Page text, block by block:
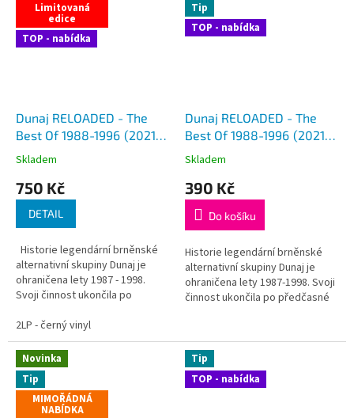
Limitovaná
edice
TOP - nabídka
Dunaj RELOADED - The
Best Of 1988-1996 (2021) -
2LP (limitovaná edice)
Skladem
750 Kč
DETAIL
Historie legendární brněnské
alternativní skupiny Dunaj je
ohraničena lety 1987 - 1998.
Svoji činnost ukončila po
frontmana Jiřího Kolšovského. V
roce 2017 obnovila svoji
koncertní činnost v...
2LP - černý vinyl
Tip
TOP - nabídka
Dunaj RELOADED - The
Best Of 1988-1996 (2021) -
CD (De Luxe), booklet 58
Skladem
390 Kč
Do košíku
Historie legendární brněnské
alternativní skupiny Dunaj je
ohraničena lety 1987-1998. Svoji
činnost ukončila po předčasné
obnovila svoji koncertní činnost
v...
Novinka
Tip
MIMOŘÁDNÁ
NABÍDKA
Tip
TOP - nabídka